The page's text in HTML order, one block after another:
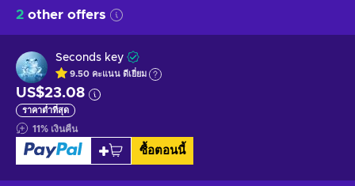
2 other offers
Seconds key
9.50 คะแนน ดีเยี่ยม
US$23.08
ราคาต่ำที่สุด
11% เงินคืน
ซื้อตอนนี้